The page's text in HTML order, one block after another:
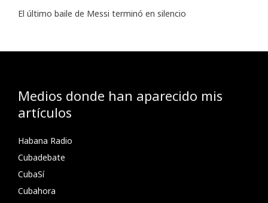
El último baile de Messi terminó en silencio
Medios donde han aparecido mis
artículos
Habana Radio
Cubadebate
CubaSí
Cubahora